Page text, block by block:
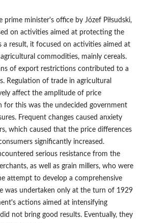
minister's office by Józef Piłsudski,
on activities aimed at protecting the
a result, it focused on activities aimed at
commodities, mainly cereals.
of export restrictions contributed to a
Regulation of trade in agricultural
affect the amplitude of price
for this was the undecided government
Frequent changes caused anxiety
which caused that the price differences
significantly increased.
serious resistance from the
as well as grain millers, who were
attempt to develop a comprehensive
was undertaken only at the turn of 1929
actions aimed at intensifying
not bring good results. Eventually, they